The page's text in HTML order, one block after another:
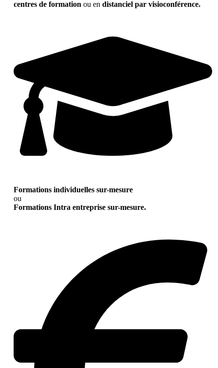
centres de formation ou en distanciel par visioconférence.
Formations individuelles sur-mesure
ou
Formations Intra entreprise sur-mesure.